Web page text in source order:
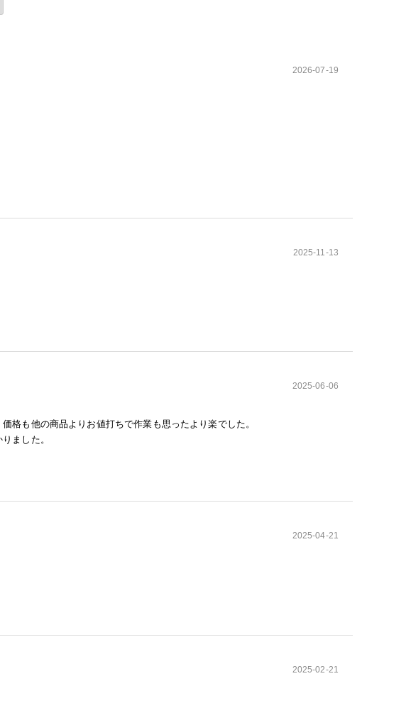
2026-07-19
2025-11-13
2025-06-06
格も他の商品よりお値打ちで作業も思ったより楽でした。
ました。
2025-04-21
2025-02-21